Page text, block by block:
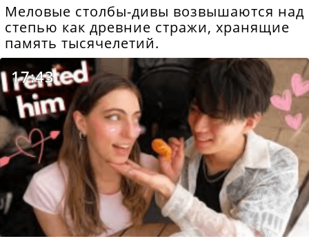
Меловые столбы-дивы возвышаются над
степью как древние стражи, хранящие
память тысячелетий.
17:43